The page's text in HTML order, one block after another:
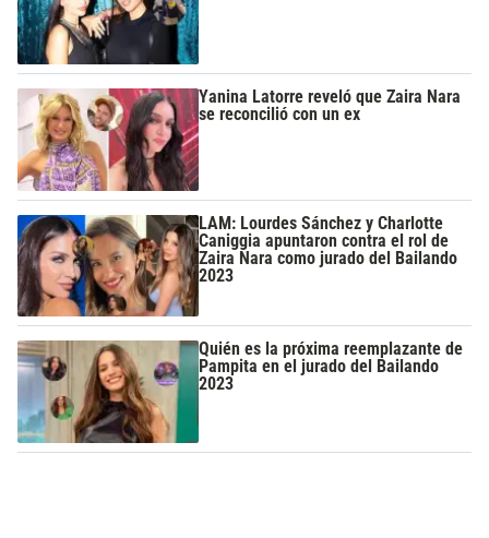
Yanina Latorre reveló que Zaira Nara
se reconcilió con un ex
LAM: Lourdes Sánchez y Charlotte
Caniggia apuntaron contra el rol de
Zaira Nara como jurado del Bailando
2023
Quién es la próxima reemplazante de
Pampita en el jurado del Bailando
2023